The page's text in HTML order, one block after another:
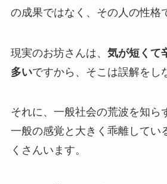
の成果ではなく、その人の性格
現実のお坊さんは、 気が短くて
多いですから、そこは誤解をし
それに、一般社会の荒波を知ら
一般の感覚と大きく乖離してい
くさんいます。